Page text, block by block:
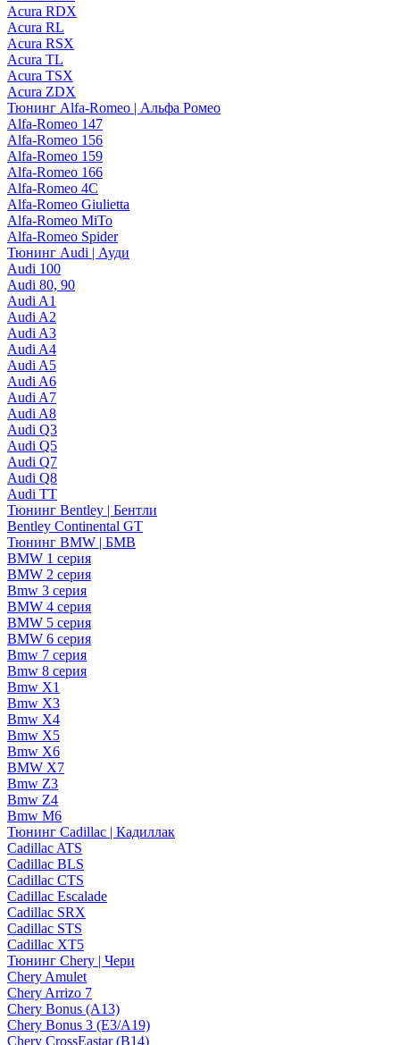
Acura RDX
Acura RL
Acura RSX
Acura TL
Acura TSX
Acura ZDX
Тюнинг Alfa-Romeo | Альфа Ромео
Alfa-Romeo 147
Alfa-Romeo 156
Alfa-Romeo 159
Alfa-Romeo 166
Alfa-Romeo 4C
Alfa-Romeo Giulietta
Alfa-Romeo MiTo
Alfa-Romeo Spider
Тюнинг Audi | Ауди
Audi 100
Audi 80, 90
Audi A1
Audi A2
Audi A3
Audi A4
Audi A5
Audi A6
Audi A7
Audi A8
Audi Q3
Audi Q5
Audi Q7
Audi Q8
Audi TT
Тюнинг Bentley | Бентли
Bentley Continental GT
Тюнинг BMW | БМВ
BMW 1 серия
BMW 2 серия
Bmw 3 серия
BMW 4 серия
BMW 5 серия
BMW 6 серия
Bmw 7 серия
Bmw 8 серия
Bmw X1
Bmw X3
Bmw X4
Bmw X5
Bmw X6
BMW X7
Bmw Z3
Bmw Z4
Bmw М6
Тюнинг Cadillac | Кадиллак
Cadillac ATS
Cadillac BLS
Cadillac CTS
Cadillac Escalade
Cadillac SRX
Cadillac STS
Cadillac XT5
Тюнинг Chery | Чери
Chery Amulet
Chery Arrizo 7
Chery Bonus (A13)
Chery Bonus 3 (E3/A19)
Chery CrossEastar (B14)